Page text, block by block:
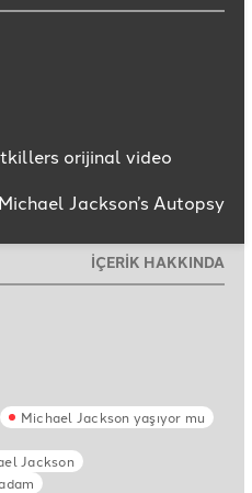
orijinal video
Jackson’s Autopsy
İÇERİK HAKKINDA
Michael Jackson yaşıyor mu
Jackson